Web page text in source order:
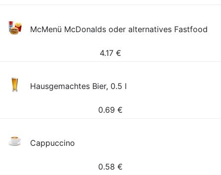
McMenü McDonalds oder alternatives Fastfood
4.17 €
Hausgemachtes Bier, 0.5 l
0.69 €
Cappuccino
0.58 €